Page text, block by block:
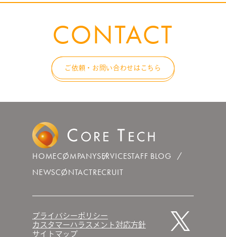
CONTACT
ご依頼・お問い合わせはこちら
HOMECOMPANYSERVICESTAFF BLOG
NEWSCONTACTRECRUIT
プライバシーポリシー
カスタマーハラスメント対応方針
サイトマップ